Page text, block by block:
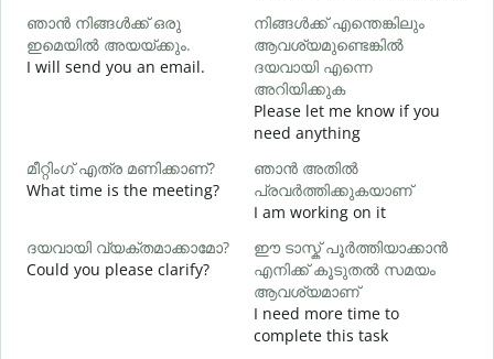
ഞാൻ നിങ്ങൾക്ക് ഒരു
ഇമെയിൽ അയയ്ക്കും.
I will send you an email.
നിങ്ങൾക്ക് എന്തെങ്കിലും
ആവശ്യമുണ്ടെങ്കിൽ
ദയവായി എന്നെ
അറിയിക്കുക
Please let me know if you
need anything
മീറ്റിംഗ് എത്ര മണിക്കാണ്?
What time is the meeting?
ഞാൻ അതിൽ
പ്രവർത്തിക്കുകയാണ്
I am working on it
ദയവായി വ്യക്തമാക്കാമോ?
Could you please clarify?
ഈ ടാസ്ക് പൂർത്തിയാക്കാൻ
എനിക്ക് കൂടുതൽ സമയം
ആവശ്യമാണ്
I need more time to
complete this task